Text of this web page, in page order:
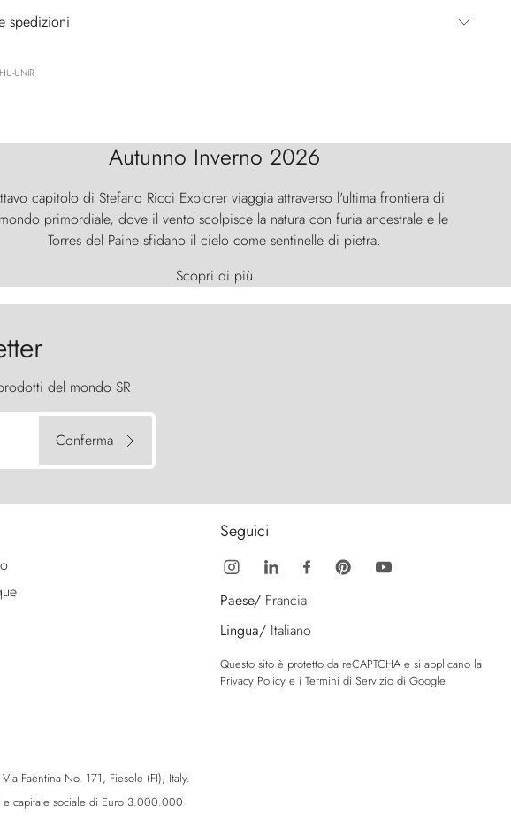
spedizioni
UNIR
Autunno Inverno 2026
capitolo di Stefano Ricci Explorer viaggia attraverso l'ultima frontiera di
primordiale, dove il vento scolpisce la natura con furia ancestrale e le
Torres del Paine sfidano il cielo come sentinelle di pietra.
Scopri di più
del mondo SR
Conferma
Seguici
Paese/ Francia
Lingua/ Italiano
Questo sito è protetto da reCAPTCHA e si applicano la
Privacy Policy e i Termini di Servizio di Google.
Faentina No. 171, Fiesole (FI), Italy.
e capitale sociale di Euro 3.000.000